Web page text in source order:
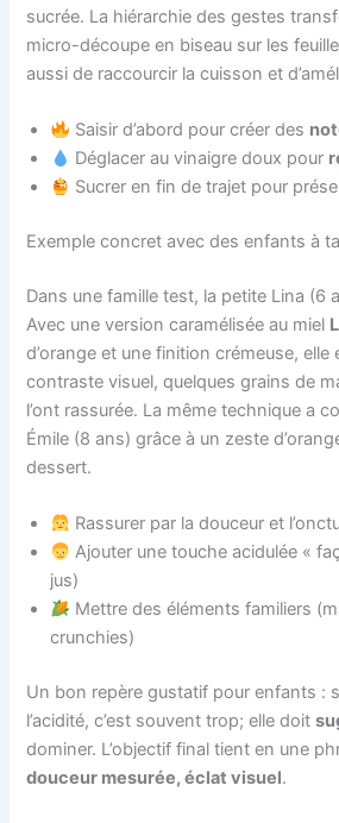
sucrée. La hiérarchie des gestes
micro-découpe en biseau sur les
aussi de raccourcir la cuisson et
Saisir d’abord pour créer des
Déglacer au vinaigre doux pour
Sucrer en fin de trajet pour
Exemple concret avec des enfants à
Dans une famille test, la petite Lina (6
Avec une version caramélisée au miel
d’orange et une finition crémeuse, elle
contraste visuel, quelques grains de
l’ont rassurée. La même technique a
Émile (8 ans) grâce à un zeste
dessert.
Rassurer par la douceur et
Ajouter une touche acidulée «
jus)
Mettre des éléments familiers
crunchies)
Un bon repère gustatif pour enfants :
l’acidité, c’est souvent trop; elle doit
dominer. L’objectif final tient en une
douceur mesurée, éclat visuel.